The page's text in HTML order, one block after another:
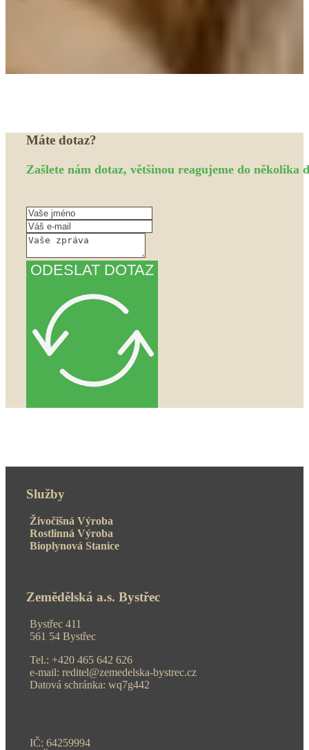
Máte dotaz?
Zašlete nám dotaz, většinou reagujeme do několika
ODESLAT DOTAZ
Služby
Živočišná Výroba
Rostlinná Výroba
Bioplynová Stanice
Zemědělská a.s. Bystřec
Bystřec 411
561 54 Bystřec
Tel.: +420 465 642 626
e-mail: reditel@zemedelska-bystrec.cz
Datová schránka: wq7g442
IČ: 64259994